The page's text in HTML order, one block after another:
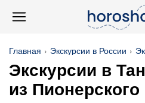
Главная Экскурсии в России
Экскурсии в
из Пионерского